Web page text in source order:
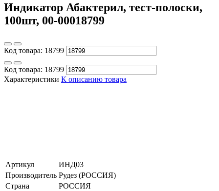
Индикатор Абактерил, тест-полоски,
100шт, 00-00018799
Код товара: 18799
Код товара: 18799
Характеристики К описанию товара
Артикул
ИНД03
Производитель Рудез (РОССИЯ)
Страна
РОССИЯ